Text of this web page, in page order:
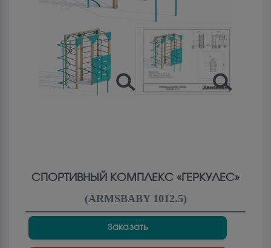
СПОРТИВНЫЙ КОМПЛЕКС «ГЕРКУЛЕС»
(ARMSBABY 1012.5)
Заказать